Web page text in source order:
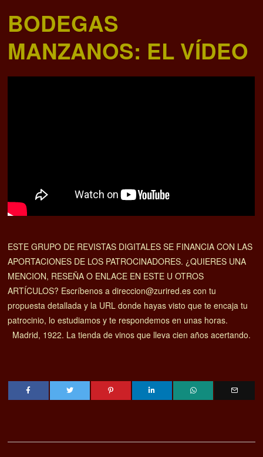
BODEGAS
MANZANOS: EL VÍDEO
ESTE GRUPO DE REVISTAS DIGITALES SE FINANCIA CON LAS
APORTACIONES DE LOS PATROCINADORES. ¿QUIERES UNA
MENCION, RESEÑA O ENLACE EN ESTE U OTROS
ARTÍCULOS? Escríbenos a direccion@zurired.es con tu
propuesta detallada y la URL donde hayas visto que te encaja tu
patrocinio, lo estudiamos y te respondemos en unas horas.
Madrid, 1922. La tienda de vinos que lleva cien años acertando.